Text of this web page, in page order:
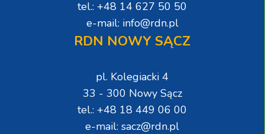
tel.: +48 14 627 50 50
e-mail: info@rdn.pl
RDN NOWY SĄCZ
pl. Kolegiacki 4
33 - 300 Nowy Sącz
tel.: +48 18 449 06 00
e-mail: sacz@rdn.pl